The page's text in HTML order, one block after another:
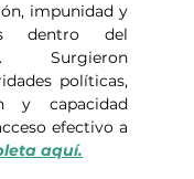
impunidad y
dentro del
Surgieron
políticas,
y capacidad
efectivo a
aquí.